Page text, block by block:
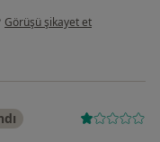
kullanıcının görüşüne göre f....o
Görüşü şikayet et